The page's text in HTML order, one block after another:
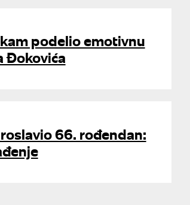
podelio emotivnu
Đokovića
66. rođendan: